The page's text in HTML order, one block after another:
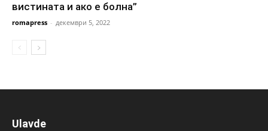
вистината и ако е болна”
romapress - декември 5, 2022
Ulavde